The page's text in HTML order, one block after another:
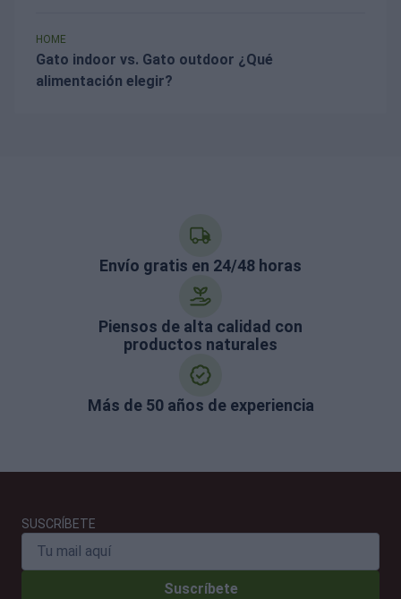
HOME
Gato indoor vs. Gato outdoor ¿Qué
alimentación elegir?
Envío gratis en 24/48 horas
Piensos de alta calidad con
productos naturales
Más de 50 años de experiencia
SUSCRÍBETE
Suscríbete